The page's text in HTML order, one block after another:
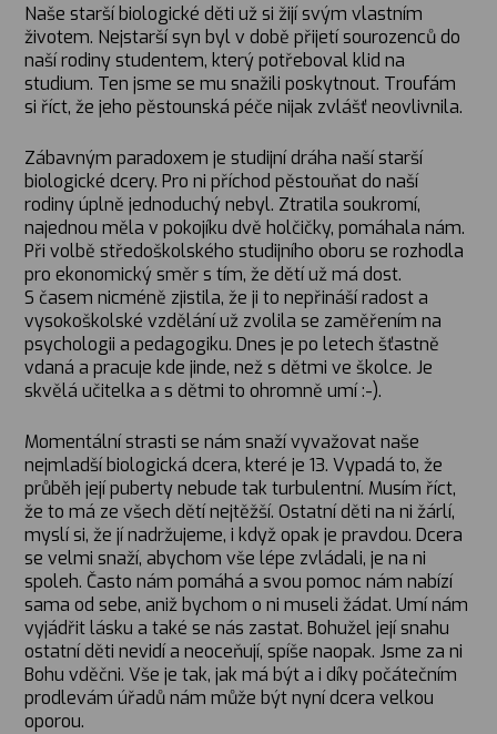
Naše starší biologické děti už si žijí svým vlastním
životem. Nejstarší syn byl v době přijetí sourozenců do
naší rodiny studentem, který potřeboval klid na
studium. Ten jsme se mu snažili poskytnout. Troufám
si říct, že jeho pěstounská péče nijak zvlášť neovlivnila.
Zábavným paradoxem je studijní dráha naší starší
biologické dcery. Pro ni příchod pěstouňat do naší
rodiny úplně jednoduchý nebyl. Ztratila soukromí,
najednou měla v pokojíku dvě holčičky, pomáhala nám.
Při volbě středoškolského studijního oboru se rozhodla
pro ekonomický směr s tím, že dětí už má dost.
S časem nicméně zjistila, že ji to nepřináší radost a
vysokoškolské vzdělání už zvolila se zaměřením na
psychologii a pedagogiku. Dnes je po letech šťastně
vdaná a pracuje kde jinde, než s dětmi ve školce. Je
skvělá učitelka a s dětmi to ohromně umí :-).
Momentální strasti se nám snaží vyvažovat naše
nejmladší biologická dcera, které je 13. Vypadá to, že
průběh její puberty nebude tak turbulentní. Musím říct,
že to má ze všech dětí nejtěžší. Ostatní děti na ni žárlí,
myslí si, že jí nadržujeme, i když opak je pravdou. Dcera
se velmi snaží, abychom vše lépe zvládali, je na ni
spoleh. Často nám pomáhá a svou pomoc nám nabízí
sama od sebe, aniž bychom o ni museli žádat. Umí nám
vyjádřit lásku a také se nás zastat. Bohužel její snahu
ostatní děti nevidí a neoceňují, spíše naopak. Jsme za ni
Bohu vděčni. Vše je tak, jak má být a i díky počátečním
prodlevám úřadů nám může být nyní dcera velkou
oporou.